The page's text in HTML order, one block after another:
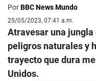
PorBBC News Mundo
25/05/2023, 07:41 a.m.
Atravesar una jungla
peligros naturales y
trayecto que dura
Unidos.